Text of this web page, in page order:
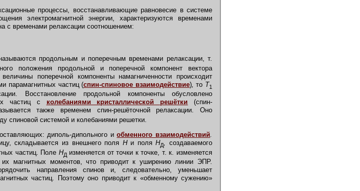
процессы, восстанавливающие равновесие в системе
электромагнитной энергии, характеризуются временами
с временами релаксации соотношением:
продольным и поперечным временами релаксации, т.
положения продольной и поперечной компонент вектора
поперечной компоненты намагниченности происходит
парамагнитных частиц (спин-спиновое взаимодействие), то T1
Восстановление продольной компоненты обусловлено
частиц с колебаниями кристаллической решётки (спин-
также временем спин-решёточной релаксации. Оно
спиновой системой и колебаниями решетки.
диполь-дипольного иобменного взаимодействий.
складывается из внешнего поля Ни поляНД, создаваемого
частиц. Поле НДизменяется от точки к точке, т. к. изменяется
их магнитных моментов, что приводит к уширению линии ЭПР.
направления спинов и, следовательно, уменьшает
частиц. Поэтому оно приводит к «обменному сужению»